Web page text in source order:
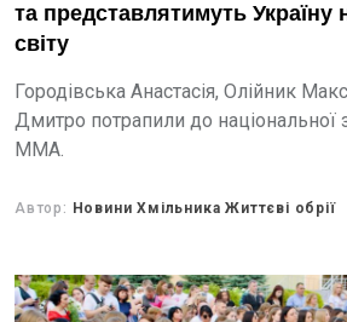
та представлятимуть Україну
світу
Городівська Анастасія, Олійник
Дмитро потрапили до національної
ММА.
Автор: Новини Хмільника Життєві обрії